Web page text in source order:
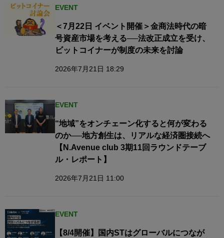
EVENT
＜7月22日 イベント開催＞金商法時代の暗
号資産市場を考える──法改正成立を受け、
ビットコイナーが制度の未来を討論
2026年7月21日 18:29
EVENT
“地域”をオンチェーン化すると何が変わる
のか──地方創生は、リアルな経済圏接続へ​
【N.Avenue club 3期11回ラウンドテーブ
ル・レポート】
2026年7月21日 11:00
EVENT
【8/4開催】国内STはグローバルにつなが